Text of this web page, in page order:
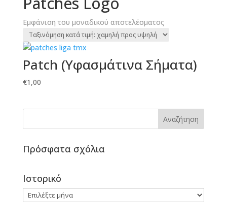
Εμφάνιση του μοναδικού αποτελέσματος
Patch (Υφασμάτινα Σήματα)
€1,00
Πρόσφατα σχόλια
Ιστορικό
Ιστορικό